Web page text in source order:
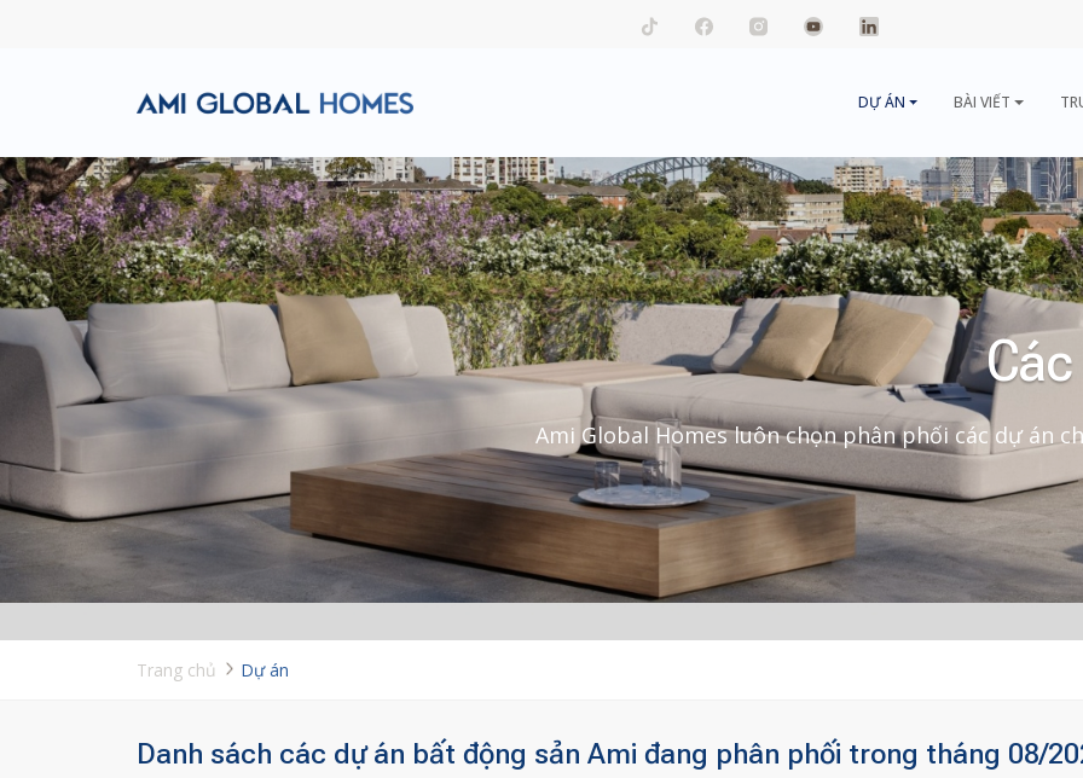
DỰ ÁN BÀI VIẾT
Ami Global Homes luôn chọn phân phối các dự án
Trang chủ Dự án
Danh sách các dự án bất động sản Ami đang phân phối trong tháng 08/